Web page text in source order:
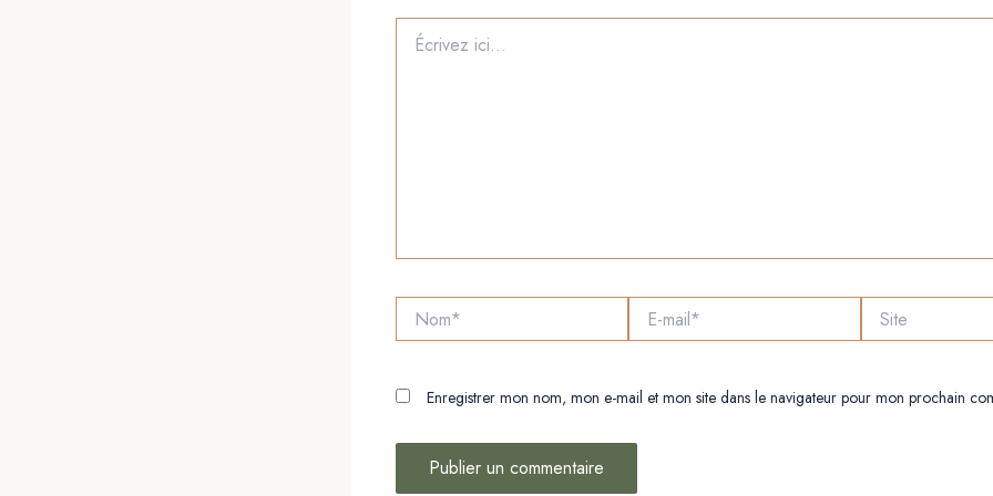
Écrivez
ici…
Nom*
mail*
Site
Enregistrer mon nom, mon e-mail et mon site dans le navigateur pour mon prochain